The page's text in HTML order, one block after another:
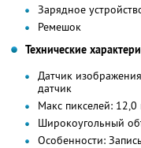
Зарядное
Ремешок
Технические
Датчик
датчик
Макс пикселей:
Широкоугольный
Особенности: